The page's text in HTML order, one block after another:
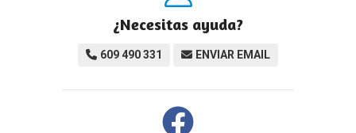
¿Necesitas ayuda?
609 490 331 ENVIAR EMAIL